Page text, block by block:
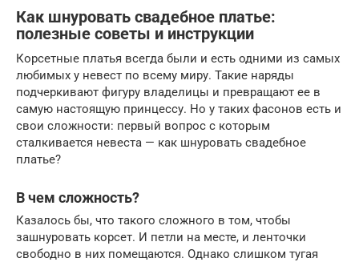
Как шнуровать свадебное платье:
полезные советы и инструкции
Корсетные платья всегда были и есть одними из самых
любимых у невест по всему миру. Такие наряды
подчеркивают фигуру владелицы и превращают ее в
самую настоящую принцессу. Но у таких фасонов есть и
свои сложности: первый вопрос с которым
сталкивается невеста — как шнуровать свадебное
платье?
В чем сложность?
Казалось бы, что такого сложного в том, чтобы
зашнуровать корсет. И петли на месте, и ленточки
свободно в них помещаются. Однако слишком тугая